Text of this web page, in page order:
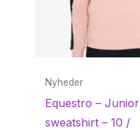
Nyheder
Equestro – Junior
sweatshirt – 10 /